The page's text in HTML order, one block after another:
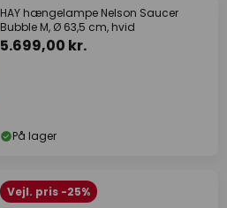
HAY hængelampe Nelson Saucer
Bubble M, Ø 63,5 cm, hvid
5.699,00 kr.
På lager
Vejl. pris -25%